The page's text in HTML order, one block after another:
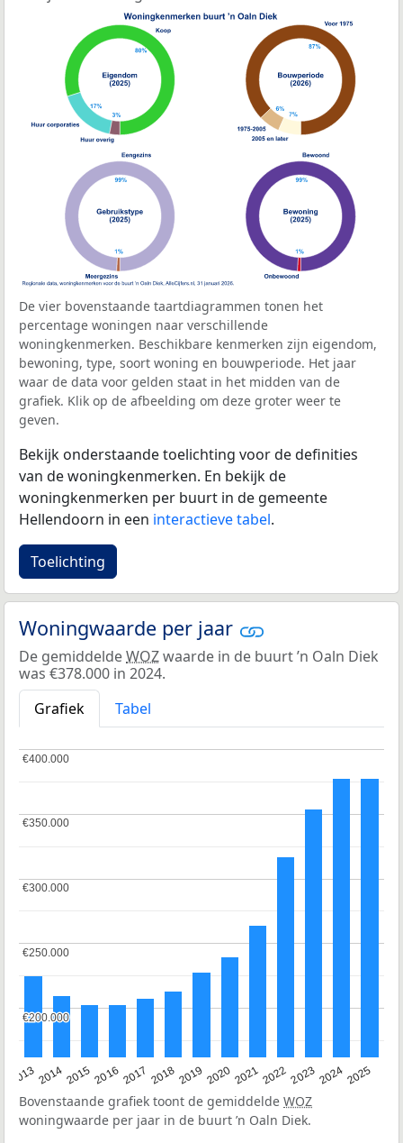
De vier bovenstaande taartdiagrammen tonen het
percentage woningen naar verschillende
woningkenmerken. Beschikbare kenmerken zijn eigendom,
bewoning, type, soort woning en bouwperiode. Het jaar
waar de data voor gelden staat in het midden van de
grafiek. Klik op de afbeelding om deze groter weer te
geven.
Bekijk onderstaande toelichting voor de definities
van de woningkenmerken. En bekijk de
woningkenmerken per buurt in de gemeente
Hellendoorn in een interactieve tabel.
Toelichting
Woningwaarde per jaar
De gemiddeldeWOZwaarde in de buurt ’n Oaln Diek
was €378.000 in 2024.
Grafiek
Tabel
20132014201520162017 20182019 202020212022202320242025
€200.000
€200.000
€250.000
€250.000
€300.000
€300.000
€350.000
€350.000
€400.000
€400.000
Bovenstaande grafiek toont de gemiddelde WOZ
woningwaarde per jaar in de buurt ’n Oaln Diek.